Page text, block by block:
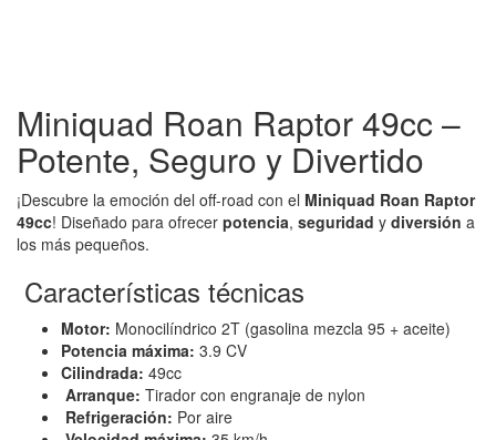
Miniquad Roan Raptor 49cc –
Potente, Seguro y Divertido
¡Descubre la emoción del off-road con el Miniquad Roan Raptor
49cc! Diseñado para ofrecer potencia, seguridad y diversión a
los más pequeños.
Características técnicas
Motor: Monocilíndrico 2T (gasolina mezcla 95 + aceite)
Potencia máxima: 3.9 CV
Cilindrada: 49cc
Arranque: Tirador con engranaje de nylon
Refrigeración: Por aire